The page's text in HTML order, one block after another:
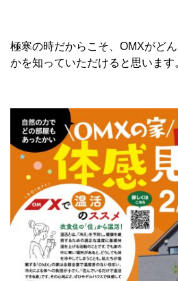
極寒の時だからこそ、OMXがど
かを知っていただけると思います